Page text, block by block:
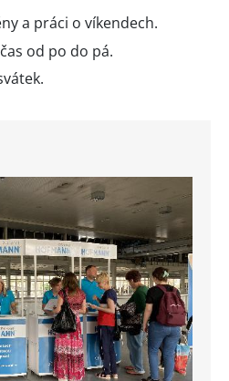
a práci o víkendech.
od po do pá.